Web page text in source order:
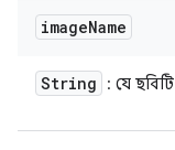
imageName
String : যে